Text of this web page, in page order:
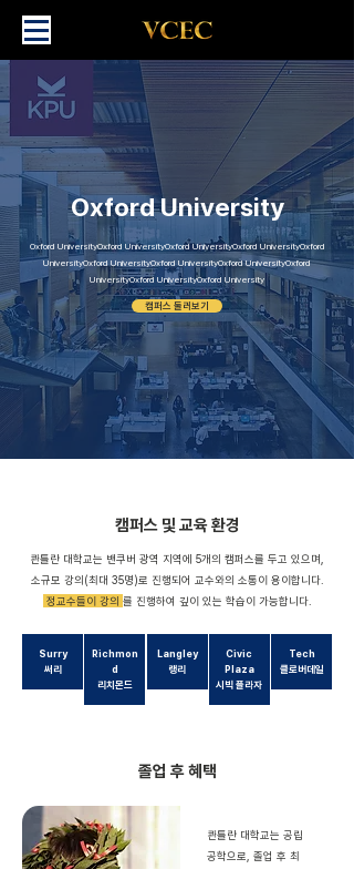
Oxford University
Oxford UniversityOxford UniversityOxford UniversityOxford UniversityOxford
UniversityOxford UniversityOxford UniversityOxford UniversityOxford
UniversityOxford UniversityOxford University
캠퍼스 둘러보기
​캠퍼스 및 교육 환경
콴틀란 대학교는 밴쿠버 광역 지역에 5개의 캠퍼스를 두고 있으며,
소규모 강의(최대 35명)로 진행되어 교수와의 소통이 용이합니다.
​ 정교수들이 강의 를 진행하여 깊이 있는 학습이 가능합니다.
Surry
써리
Richmon
d
​리치몬드
Langley
랭리
Civic
Plaza
시빅 플라자
Tech
클로버데일
졸업 후 혜택
콴틀란 대학교는 공립
공학으로, 졸업 후 최